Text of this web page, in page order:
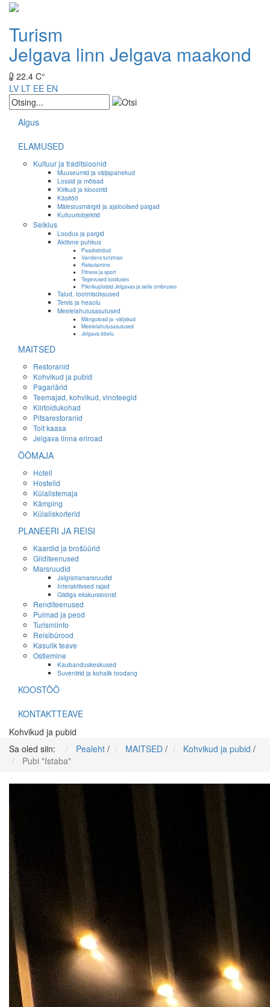
Turism
Jelgava linn Jelgava maakond
22.4 C°
LV LT EE EN
Algus
ELAMUSED
Kultuur ja traditsioonid
Muuseumid ja väljapanekud
Lossid ja mõisad
Kirikud ja kloostrid
Käsitöö
Mälestusmärgid ja ajaloolised paigad
Kultuuriobjektid
Seiklus
Loodus ja pargid
Aktiivne puhkus
Paadisõidud
Vandens turizmas
Ratsutamine
Fitness ja sport
Tegevused looduses
Piknikuplatsid Jelgavas ja selle ümbruses
Talud, tootmisüksused
Tervis ja heaolu
Meelelahutusasutused
Mängutoad ja -väljakud
Meelelahutusasutused
Jelgava ööelu
MAITSED
Restoranid
Kohvikud ja pubid
Pagariärid
Teemajad, kohvikud, vinoteegid
Kiirtoidukohad
Pitsarestoranid
Toit kaasa
Jelgava linna eriroad
ÖÖMAJA
Hotell
Hostelid
Külalistemaja
Kämping
Külaliskorterid
PLANEERI JA REISI
Kaardid ja brošüürid
Giiditeenused
Marsruudid
Jalgrattamarsruudid
Interaktiivsed rajad
Giidiga ekskursioonid
Renditeenused
Pulmad ja peod
Turismiinfo
Reisibürood
Kasulik teave
Ostlemine
Kaubanduskeskused
Suveniirid ja kohalik toodang
KOOSTÖÖ
KONTAKTTEAVE
Kohvikud ja pubid
Sa oled siin:
Pealeht / MAITSED / Kohvikud ja pubid /
Pubi "Istaba"